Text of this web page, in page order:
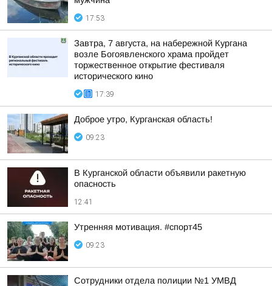
17:53
Завтра, 7 августа, на набережной Кургана
возле Богоявленского храма пройдет
торжественное открытие фестиваля
исторического кино
17:39
Доброе утро, Курганская область!
09:23
В Курганской области объявили ракетную
опасность
12:41
Утренняя мотивация. #спорт45
09:23
Сотрудники отдела полиции №1 УМВД